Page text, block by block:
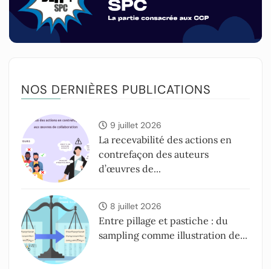
NOS DERNIÈRES PUBLICATIONS
9 juillet 2026
La recevabilité des actions en
contrefaçon des auteurs
d’œuvres de...
8 juillet 2026
Entre pillage et pastiche : du
sampling comme illustration de...